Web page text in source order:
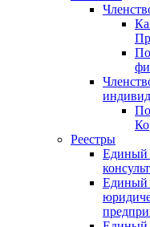
Реестры
Единый
Единый